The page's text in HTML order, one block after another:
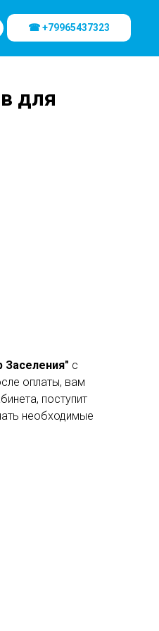
☎ +79965437323
для
Заселения" с
оплаты, вам
поступит
необходимые